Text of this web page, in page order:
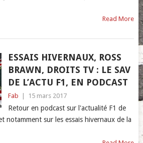
Read More
ESSAIS HIVERNAUX, ROSS
BRAWN, DROITS TV : LE SAV
DE L’ACTU F1, EN PODCAST
Fab 15 mars 2017
Retour en podcast sur l'actualité F1 de
notamment sur les essais hivernaux de la